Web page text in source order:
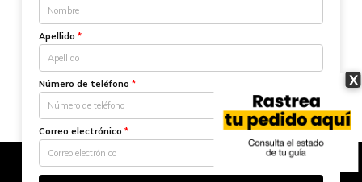
X
Apellido *
Número de teléfono *
Correo electrónico *